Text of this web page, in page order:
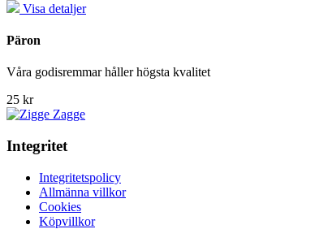
Visa detaljer
Päron
Våra godisremmar håller högsta kvalitet
25 kr
Integritet
Integritetspolicy
Allmänna villkor
Cookies
Köpvillkor